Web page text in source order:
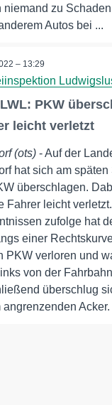
niemand zu
Autos bei ...
– 13:29
PKW
leicht verletzt
(ots) - Auf der
hat sich am
überschlagen.
Fahrer leicht
zufolge hat
einer
PKW verloren und
von der
überschlug
angrenzenden Acker.